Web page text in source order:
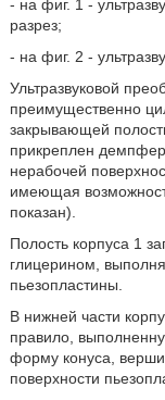
- на фиг. 1 -
разрез;
- на фиг. 2 -
Ультразвуковой
преимущественно
закрывающей
прикреплен
нерабочей
имеющая
показан).
Полость корпуса 1
глицерином,
пьезопластины.
В нижней части
правило,
форму конуса,
поверхности